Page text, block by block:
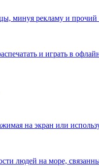
минуя рекламу и прочий
и играть в
на экран или
людей на море,